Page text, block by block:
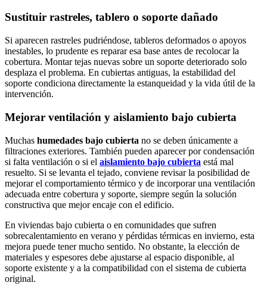
Sustituir rastreles, tablero o soporte dañado
Si aparecen rastreles pudriéndose, tableros deformados o apoyos
inestables, lo prudente es reparar esa base antes de recolocar la
cobertura. Montar tejas nuevas sobre un soporte deteriorado solo
desplaza el problema. En cubiertas antiguas, la estabilidad del
soporte condiciona directamente la estanqueidad y la vida útil de la
intervención.
Mejorar ventilación y aislamiento bajo cubierta
Muchas humedades bajo cubierta no se deben únicamente a
filtraciones exteriores. También pueden aparecer por condensación
si falta ventilación o si el aislamiento bajo cubierta está mal
resuelto. Si se levanta el tejado, conviene revisar la posibilidad de
mejorar el comportamiento térmico y de incorporar una ventilación
adecuada entre cobertura y soporte, siempre según la solución
constructiva que mejor encaje con el edificio.
En viviendas bajo cubierta o en comunidades que sufren
sobrecalentamiento en verano y pérdidas térmicas en invierno, esta
mejora puede tener mucho sentido. No obstante, la elección de
materiales y espesores debe ajustarse al espacio disponible, al
soporte existente y a la compatibilidad con el sistema de cubierta
original.